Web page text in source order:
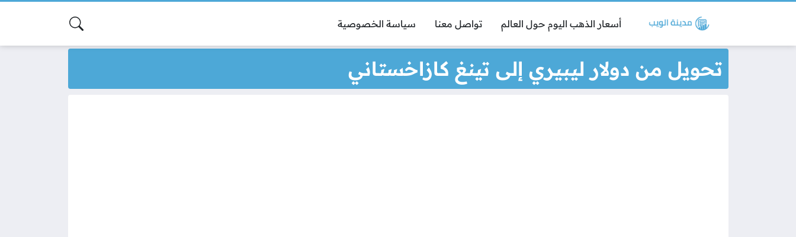
أسعار الذهب اليوم حول العالم تواصل معنا سياسة الخصوصية
تحويل من دولار ليبيري إلى تينغ كازاخستاني